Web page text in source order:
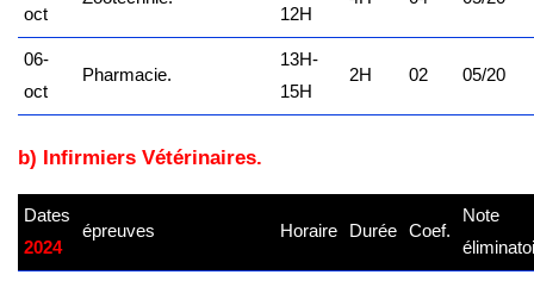
oct
12H
06-
oct
Pharmacie.
13H-
15H
2H 02 05/20
b) Infirmiers Vétérinaires.
Dates
2024
épreuves Horaire Durée Coef.
Note